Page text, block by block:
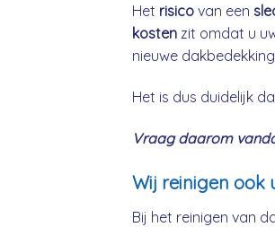
Het risico van een
kosten zit omdat u
nieuwe
Het is dus duidelijk
Vraag daarom
Wij reinigen ook
Bij het reinigen van